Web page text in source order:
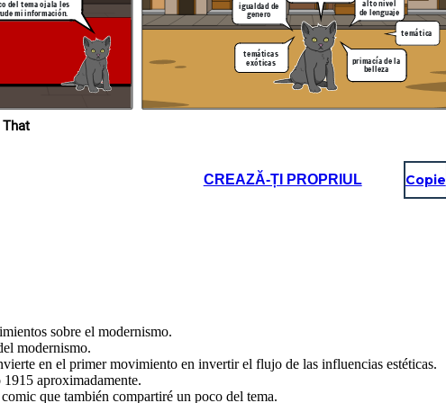
alto nivel
That
del tema ojala les
mi información.
temáticas
exóticas primacía de la
belleza
alto nivel
de lenguaje
igualdad de
genero
temática
CREAZĂ-ȚI PROPRIUL Copie
sobre el modernismo.
modernismo.
en el primer movimiento en invertir el flujo de las influencias estéticas.
aproximadamente.
que también compartiré un poco del tema.